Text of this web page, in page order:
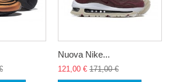
Nuova Nike...
121,00 € 171,00 €